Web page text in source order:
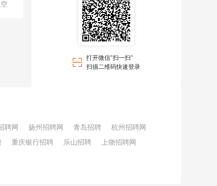
打开微信"扫一扫"
扫描二维码快速登录
聘网 扬州招聘网 青岛招聘
杭州招聘网
重庆银行招聘 乐山招聘 上饶招聘网